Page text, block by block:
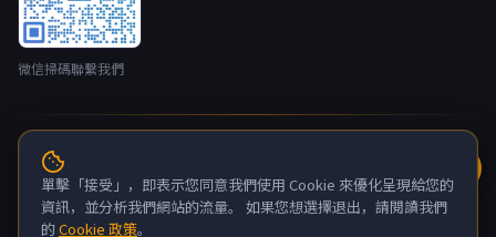
微信掃碼聯繫我們
© 2026 蜂巢雲端 nestbox.top · 開發者：廣州蛂俠網路技術有限
公司 版權所有
粤ICP备2022132880号-6
單擊「接受」，即表示您同意我們使用 Cookie 來優化呈現給您的
資訊，並分析我們網站的流量。 如果您想選擇退出，請閱讀我們
的Cookie 政策。